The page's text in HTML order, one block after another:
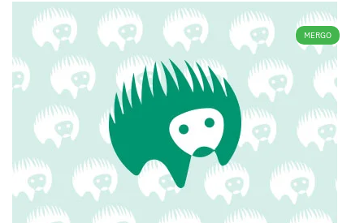
MERGO